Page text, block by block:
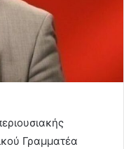
Γραμματέα